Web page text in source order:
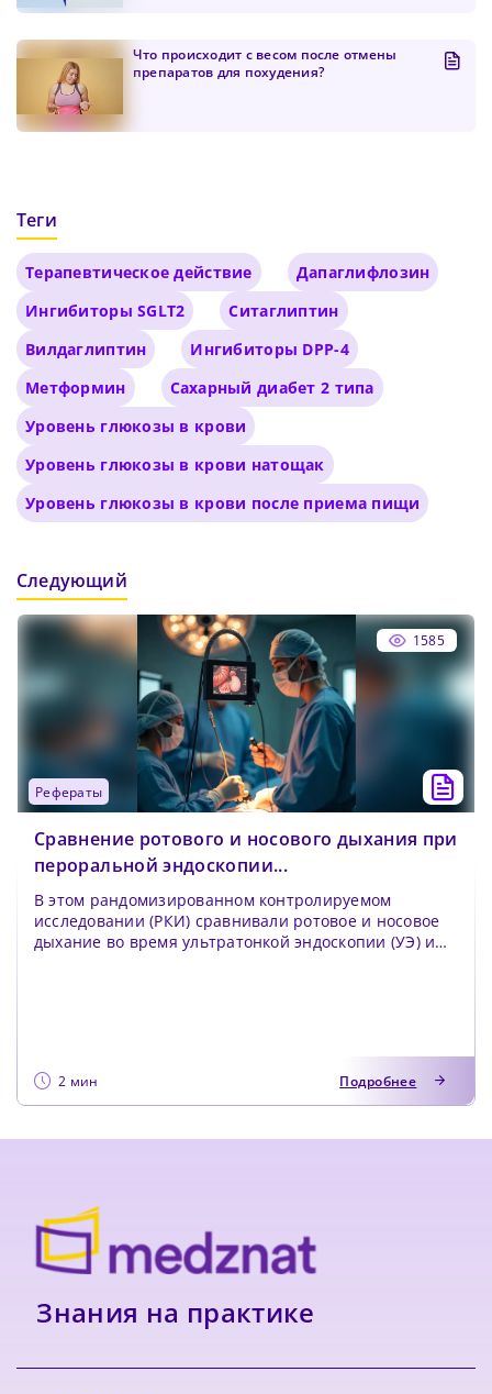
Подтвердите Пароль*
Что происходит с весом после отмены
препаратов для похудения?
Теги
Терапевтическое действие
Дапаглифлозин
Ингибиторы SGLT2
Ситаглиптин
Вилдаглиптин
Ингибиторы DPP-4
Метформин
Сахарный диабет 2 типа
Уровень глюкозы в крови
Уровень глюкозы в крови натощак
Уровень глюкозы в крови после приема пищи
Следующий
1585
рефераты
Сравнение ротового и носового дыхания при
пероральной эндоскопии...
В этом рандомизированном контролируемом
исследовании (РКИ) сравнивали ротовое и носовое
дыхание во время ультратонкой эндоскопии (УЭ) и
2 мин Подробнее
Знания на практике